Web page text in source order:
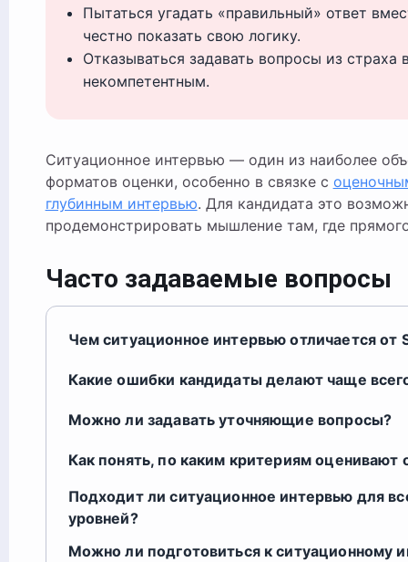
Пытаться угадать «правильный» ответ
честно показать свою логику.
Отказываться задавать вопросы из страха
некомпетентным.
Ситуационное интервью — один из наиболее
форматов оценки, особенно в связке с
глубинным интервью. Для кандидата это
продемонстрировать мышление там, где
Часто задаваемые вопросы
Чем ситуационное интервью отличается от
Какие ошибки кандидаты делают чаще
Можно ли задавать уточняющие вопросы?
Как понять, по каким критериям оценивают
Подходит ли ситуационное интервью для
уровней?
Можно ли подготовиться к ситуационному